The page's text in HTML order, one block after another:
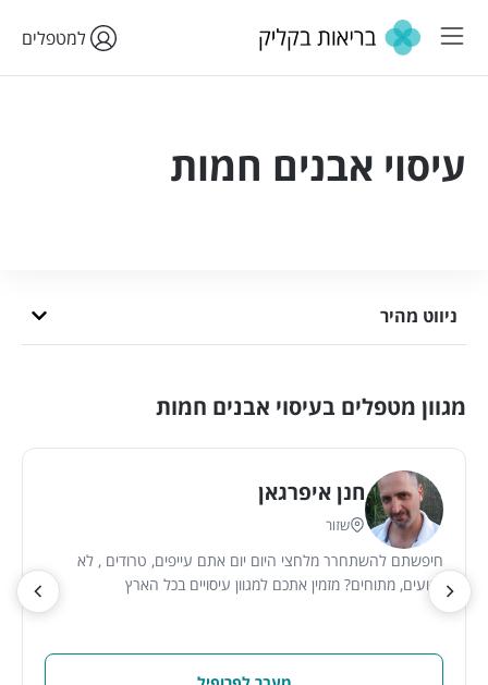
למטפלים
עיסוי אבנים חמות
ניווט מהיר
מגוון מטפלים בעיסוי אבנים חמות
חנן איפרגאן
שזור
חיפשתם להשתחרר מלחצי היום יום אתם עייפים, טרודים , לא
רגועים, מתוחים? מזמין אתכם למגוון עיסויים בכל הארץ